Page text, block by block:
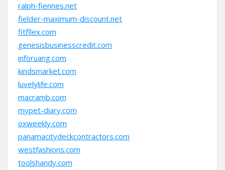
ralph-fiennes.net
fielder-maximum-discount.net
fitfllex.com
genesisbusinesscredit.com
inforuang.com
kindsmarket.com
luvelylife.com
macramb.com
mypet-diary.com
oxweekly.com
panamacitydeckcontractors.com
westfashions.com
toolshandy.com